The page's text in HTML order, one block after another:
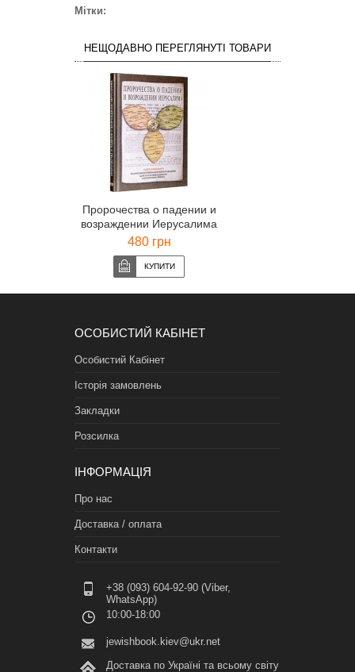
Мітки:
НЕЩОДАВНО ПЕРЕГЛЯНУТІ ТОВАРИ
Пророчества о падении и
возраждении Иерусалима
480 грн
ОСОБИСТИЙ КАБІНЕТ
Особистий Кабінет
Історія замовлень
Закладки
Розсилка
ІНФОРМАЦІЯ
Про нас
Доставка / оплата
Контакти
+38 (093) 604-92-90 (Viber,
WhatsApp)
10:00-18:00
jewishbook.kiev@ukr.net
Доставка по Україні та всьому світу